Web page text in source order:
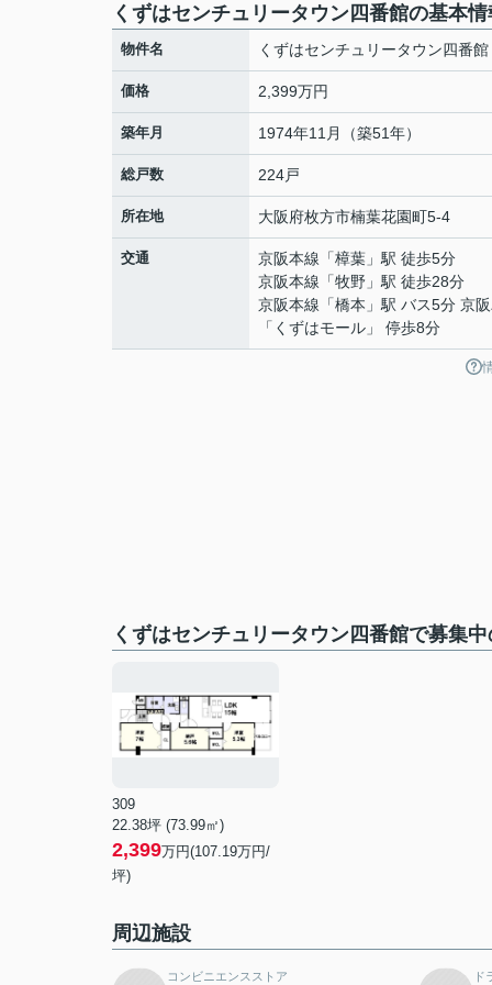
くずはセンチュリータウン四番館の基本情
物件名 くずはセンチュリータウン四番館
価格 2,399万円
築年月 1974年11月（築51年）
総戸数 224戸
所在地 大阪府枚方市楠葉花園町5-4
交通 京阪本線 「樟葉 」駅 徒歩5分
京阪本線 「牧野 」駅 徒歩28分
京阪本線 「橋本 」駅 バス5分 京
「くずはモール」 停歩8分
くずはセンチュリータウン四番館で募集
309
22.38坪 (73.99㎡)
2,399万円(107.19万円/
坪)
周辺施設
コンビニエンスストア ド